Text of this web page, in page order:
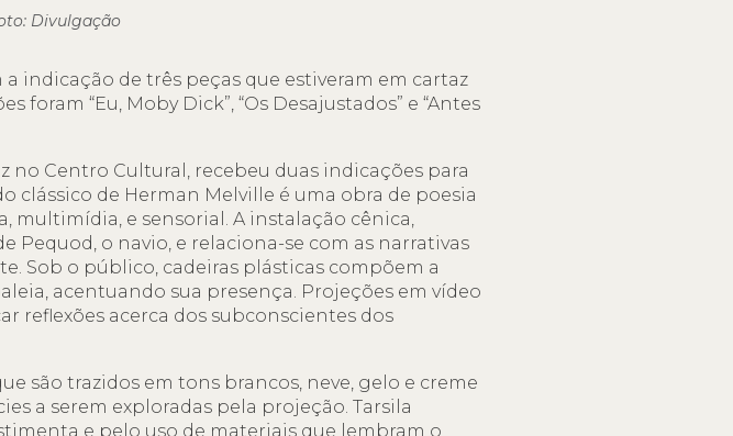
Divulgação
indicação de três peças que estiveram em cartaz
“Eu, Moby Dick”, “Os Desajustados” e “Antes
no Centro Cultural, recebeu duas indicações para
clássico de Herman Melville é uma obra de poesia
multimídia, e sensorial. A instalação cênica,
Pequod, o navio, e relaciona-se com as narrativas
Sob o público, cadeiras plásticas compõem a
acentuando sua presença. Projeções em vídeo
reflexões acerca dos subconscientes dos
são trazidos em tons brancos, neve, gelo e creme
a serem exploradas pela projeção. Tarsila
e pelo uso de materiais que lembram o